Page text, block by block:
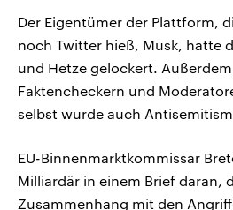
Der Eigentümer der Plattform,
noch Twitter hieß, Musk, hatte
und Hetze gelockert.
Faktencheckern und
selbst wurde auch
EU-Binnenmarktkommissar
Milliardär in einem Brief daran,
Zusammenhang mit den